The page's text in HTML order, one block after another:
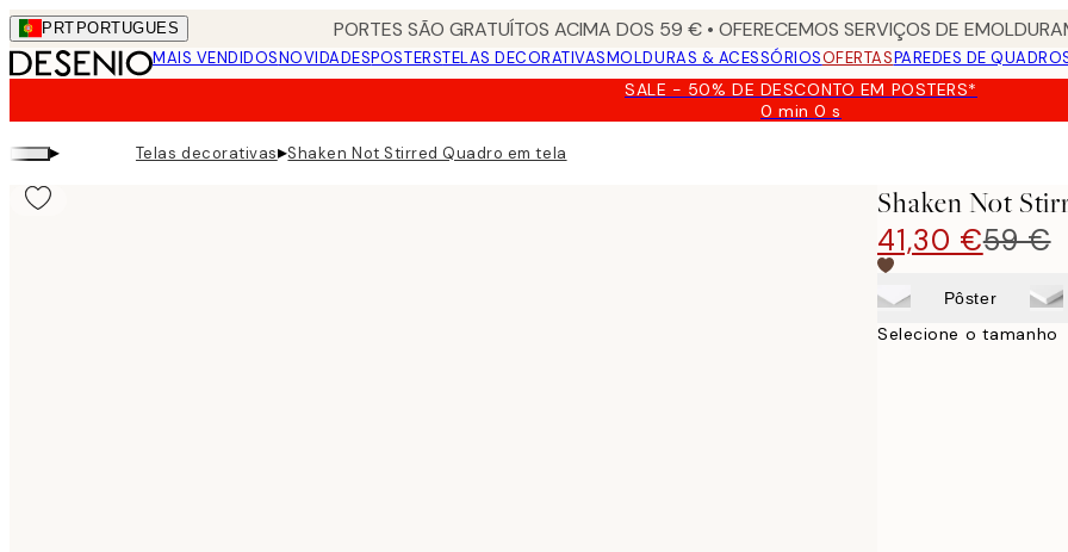
Skip
to
main
PRT PORTUGUES PORTES SÃO GRATUÍTOS ACIMA DOS 59 € • OFERECEMOS SERVIÇOS DE
MAIS VENDIDOSNOVIDADESPOSTERSTELAS DECORATIVASMOLDURAS & ACESSÓRIOSOFERTASPAREDES DE
SALE - 50% DE DESCONTO EM POSTERS*
0 min0 s
Válido
▸ Telas decorativas▸Shaken Not Stirred Quadro em tela
Shaken Not
41,30 €59 €
Pôster
Selecione o tamanho